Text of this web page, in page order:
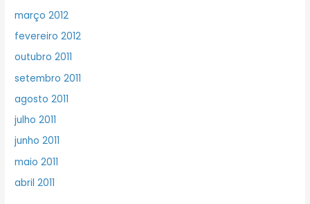
março 2012
fevereiro 2012
outubro 2011
setembro 2011
agosto 2011
julho 2011
junho 2011
maio 2011
abril 2011